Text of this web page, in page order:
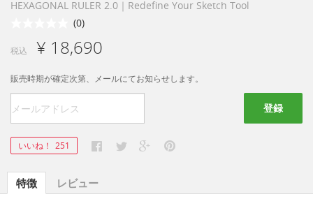
HEXAGONAL RULER 2.0｜Redefine Your Sketch Tool
(0)
税込 ¥ 18,690
販売時期が確定次第、メールにてお知らせします。
登録
いいね！ 251
特徴 レビュー